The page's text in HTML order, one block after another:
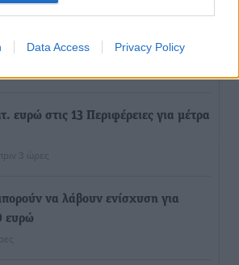
Data Access Privacy Policy
στις τουριστικές επενδύσεις
ευρώ στις 13 Περιφέρειες για μέτρα
3 ώρες
να λάβουν ενίσχυση για
ευρώ